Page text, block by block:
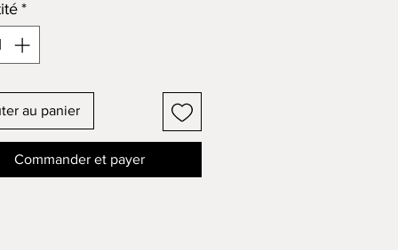
*
au panier
Commander et payer